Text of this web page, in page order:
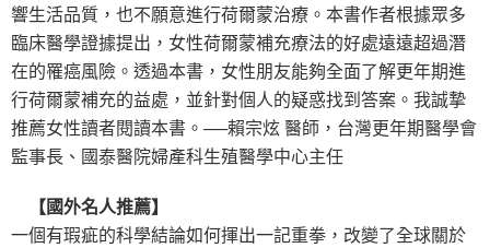
響生活品質，也不願意進行荷爾蒙治療。本書作者根據眾多
臨床醫學證據提出，女性荷爾蒙補充療法的好處遠遠超過潛
在的罹癌風險。透過本書，女性朋友能夠全面了解更年期進
行荷爾蒙補充的益處，並針對個人的疑惑找到答案。我誠摯
推薦女性讀者閱讀本書。──賴宗炫 醫師，台灣更年期醫學會
監事長、國泰醫院婦產科生殖醫學中心主任
【國外名人推薦】
一個有瑕疵的科學結論如何揮出一記重拳，改變了全球關於